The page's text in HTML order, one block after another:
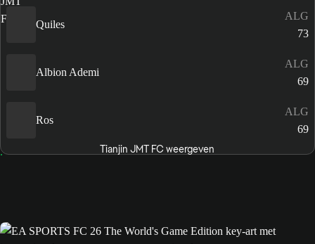
Quiles
ALG
73
Albion Ademi
ALG
69
Ros
ALG
69
Tianjin JMT FC weergeven